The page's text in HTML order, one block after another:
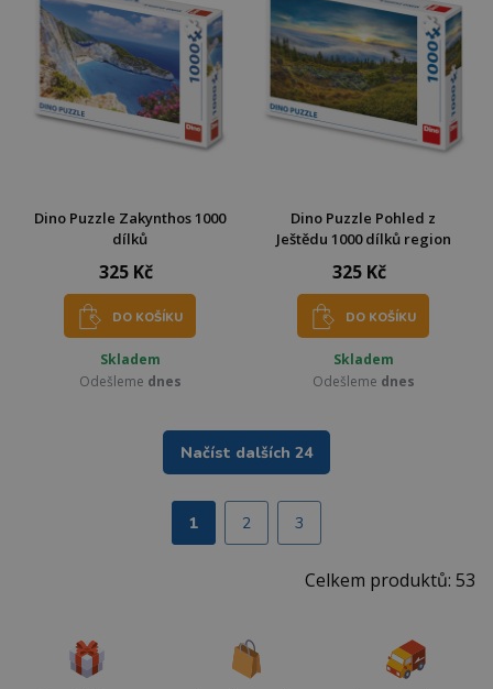
Dino Puzzle Zakynthos 1000
dílků
325 Kč
DO KOŠÍKU
Skladem
Odešleme dnes
Dino Puzzle Pohled z
Ještědu 1000 dílků region
325 Kč
DO KOŠÍKU
Skladem
Odešleme dnes
Načíst dalších 24
1 2 3
Celkem produktů: 53